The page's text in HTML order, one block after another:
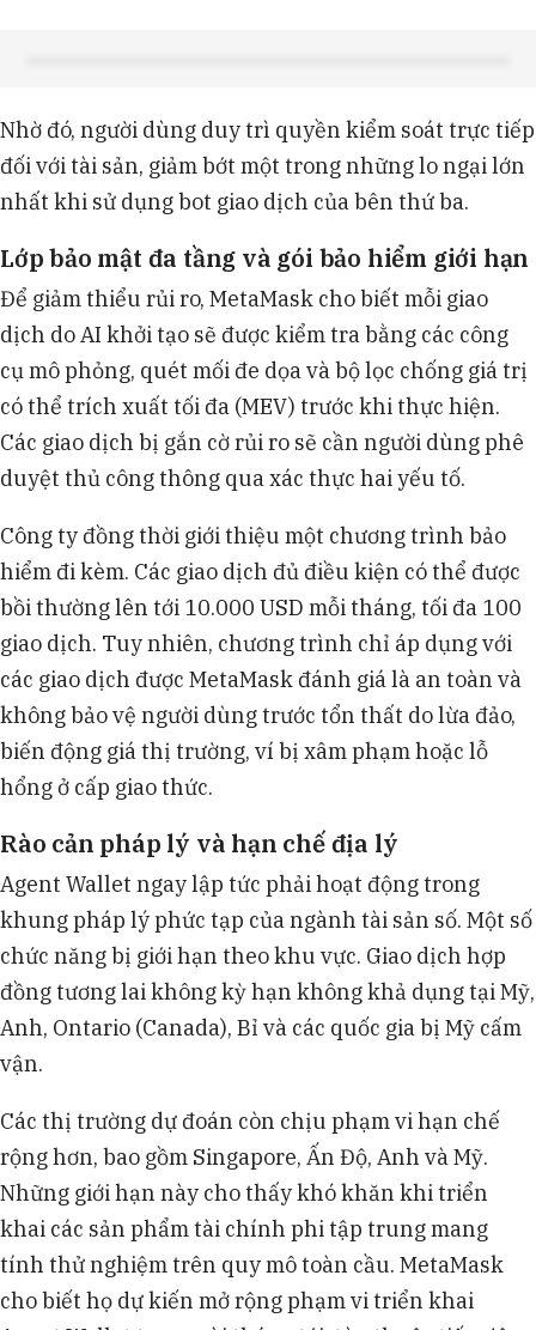
Nhờ đó, người dùng duy trì quyền kiểm soát trực tiếp
đối với tài sản, giảm bớt một trong những lo ngại lớn
nhất khi sử dụng bot giao dịch của bên thứ ba.
Lớp bảo mật đa tầng và gói bảo hiểm giới hạn
Để giảm thiểu rủi ro, MetaMask cho biết mỗi giao
dịch do AI khởi tạo sẽ được kiểm tra bằng các công
cụ mô phỏng, quét mối đe dọa và bộ lọc chống giá trị
có thể trích xuất tối đa (MEV) trước khi thực hiện.
Các giao dịch bị gắn cờ rủi ro sẽ cần người dùng phê
duyệt thủ công thông qua xác thực hai yếu tố.
Công ty đồng thời giới thiệu một chương trình bảo
hiểm đi kèm. Các giao dịch đủ điều kiện có thể được
bồi thường lên tới 10.000 USD mỗi tháng, tối đa 100
giao dịch. Tuy nhiên, chương trình chỉ áp dụng với
các giao dịch được MetaMask đánh giá là an toàn và
không bảo vệ người dùng trước tổn thất do lừa đảo,
biến động giá thị trường, ví bị xâm phạm hoặc lỗ
hổng ở cấp giao thức.
Rào cản pháp lý và hạn chế địa lý
Agent Wallet ngay lập tức phải hoạt động trong
khung pháp lý phức tạp của ngành tài sản số. Một số
chức năng bị giới hạn theo khu vực. Giao dịch hợp
đồng tương lai không kỳ hạn không khả dụng tại Mỹ,
Anh, Ontario (Canada), Bỉ và các quốc gia bị Mỹ cấm
vận.
Các thị trường dự đoán còn chịu phạm vi hạn chế
rộng hơn, bao gồm Singapore, Ấn Độ, Anh và Mỹ.
Những giới hạn này cho thấy khó khăn khi triển
khai các sản phẩm tài chính phi tập trung mang
tính thử nghiệm trên quy mô toàn cầu. MetaMask
cho biết họ dự kiến mở rộng phạm vi triển khai